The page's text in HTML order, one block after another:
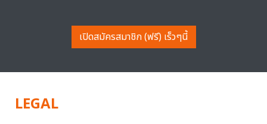
เปิดสมัครสมาชิก (ฟรี) เร็วๆนี้
LEGAL